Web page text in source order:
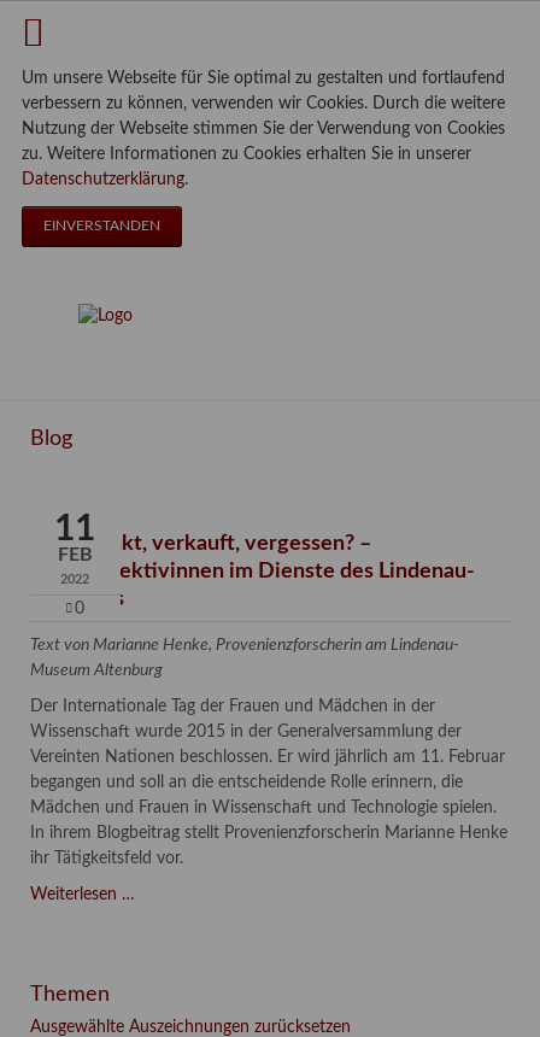
Um unsere Webseite für Sie optimal zu gestalten und fortlaufend
verbessern zu können, verwenden wir Cookies. Durch die weitere
Nutzung der Webseite stimmen Sie der Verwendung von Cookies
zu. Weitere Informationen zu Cookies erhalten Sie in unserer
Datenschutzerklärung.
EINVERSTANDEN
Blog
11
FEB
2022
0
Verschenkt, verkauft, vergessen? –
Kunstdetektivinnen im Dienste des Lindenau-
Museums
Text von Marianne Henke, Provenienzforscherin am Lindenau-
Museum Altenburg
Der Internationale Tag der Frauen und Mädchen in der
Wissenschaft wurde 2015 in der Generalversammlung der
Vereinten Nationen beschlossen. Er wird jährlich am 11. Februar
begangen und soll an die entscheidende Rolle erinnern, die
Mädchen und Frauen in Wissenschaft und Technologie spielen.
In ihrem Blogbeitrag stellt Provenienzforscherin Marianne Henke
ihr Tätigkeitsfeld vor.
Weiterlesen …
im
Themen
Ausgewählte Auszeichnungen zurücksetzen